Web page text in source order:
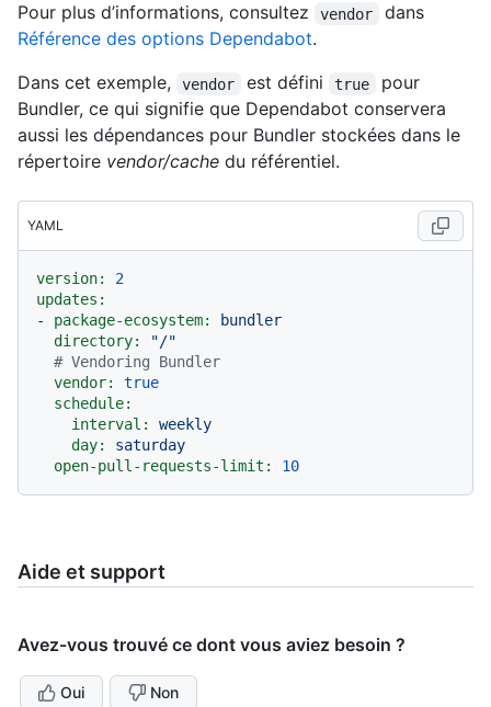
Pour plus d’informations, consultez
vendor
dans
Référence des options Dependabot.
Dans cet exemple,
vendor est défini true
pour
Bundler, ce qui signifie que Dependabot conservera
aussi les dépendances pour Bundler stockées dans le
répertoire vendor/cache du référentiel.
YAML
version:
2
updates:
-
package-ecosystem:
bundler
directory:
"/"
# Vendoring Bundler
vendor:
true
schedule:
interval:
weekly
day:
saturday
open-pull-requests-limit:
10
Aide et support
Avez-vous trouvé ce dont vous aviez besoin ?
Oui Non